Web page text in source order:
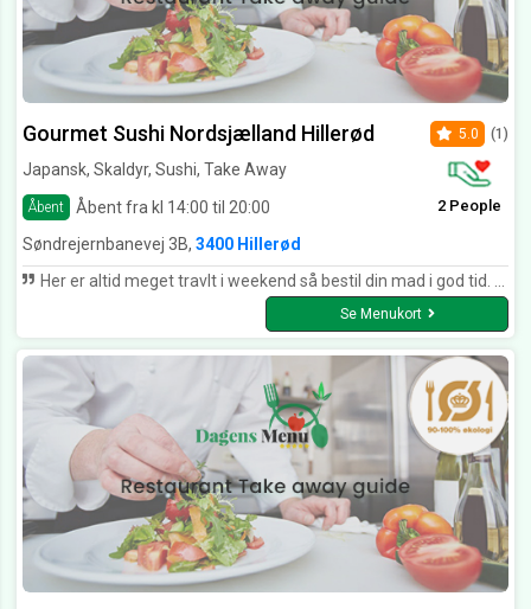
Gourmet Sushi Nordsjælland Hillerød
Japansk, Skaldyr, Sushi, Take Away
Åbent Åbent fra kl 14:00 til 20:00
5.0 (1)
2 People
Søndrejernbanevej 3B, 3400 Hillerød
Her er altid meget travlt i weekend så bestil din mad i god tid. De er de bedste i hillerød og deres personale er meget flinke. man føler sig virkelig godt tilpas her.
Se Menukort